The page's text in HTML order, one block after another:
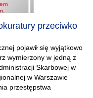
przeciwko
pojawił się wyjątkowo
wymierzony w jedną z
Skarbowej w
w Warszawie
przestępstwa